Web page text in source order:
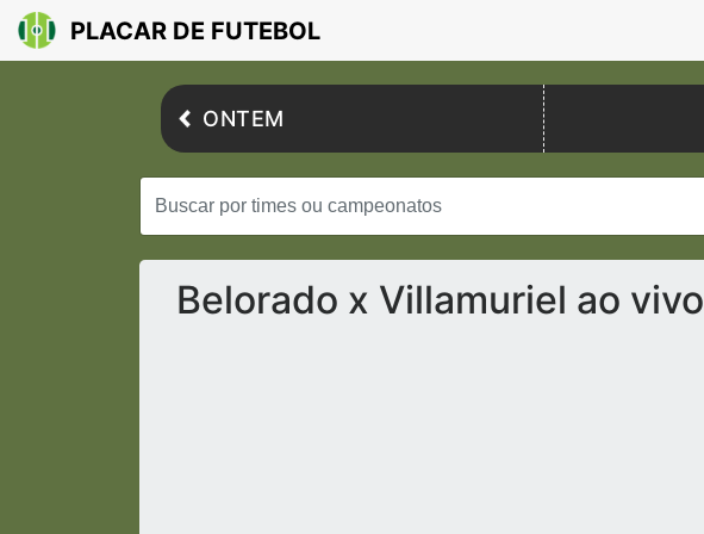
PLACAR DE FUTEBOL
ONTEM
Belorado x Villamuriel ao vivo